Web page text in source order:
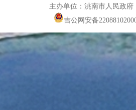
主办单位：洮南市人民政
吉公网安备